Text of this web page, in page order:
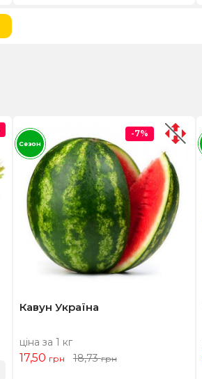
Кавун Україна
ціна за 1 кг
17,50 грн 18,73грн
-7%
Сезон